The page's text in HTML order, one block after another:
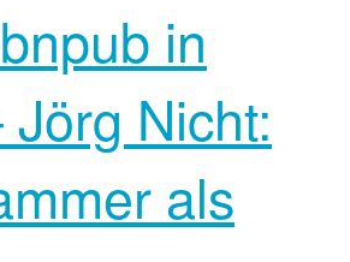
in
Nicht:
als